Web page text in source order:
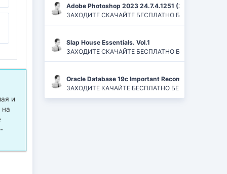
и
на
Adobe Photoshop 2023 24.7.4.1251 (2024) PC |
ЗАХОДИТЕ СКАЧАЙТЕ БЕСПЛАТНО БЕЗ
Slap House Essentials. Vol.1
ЗАХОДИТЕ СКАЧАЙТЕ БЕСПЛАТНО БЕЗ
Oracle Database 19c Important Recommended One-
ЗАХОДИТЕ КАЧАЙТЕ БЕСПЛАТНО БЕЗ РЕГИСТРАЦИЙ